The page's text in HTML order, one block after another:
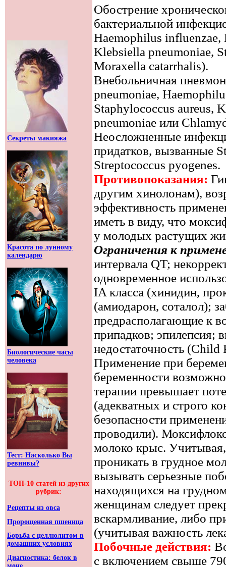
Секреты макияжа
Красота по лунному
календарю
Биологические часы
человека
Тест: Насколько Вы
ревнивы?
ТОП-10 статей из других
рубрик:
Рецепты из овса
Пророщенная пшеница
Борьба с целлюлитом в
домашних условиях
Диагностика: белок в
Обострение
бактериальной
Haemophilus influenzae,
Klebsiella pneumoniae,
Moraxella catarrhalis).
Внебольничная
pneumoniae,
Staphylococcus aureus,
pneumoniae или
Неосложненные
придатков, вызванные
Streptococcus pyogenes.
Противопоказания:
другим хинолонам),
эффективность
иметь в виду, что
у молодых растущих
Ограничения к
интервала QT;
одновременное
IA класса (хинидин,
(амиодарон, соталол);
предрасполагающие к
припадков; эпилепсия;
недостаточность (Child
Применение при
беременности
терапии превышает
(адекватных и строго
безопасности
проводили).
молоко крыс.
проникать в грудное
вызывать серьезные
находящихся на
женщинам следует
вскармливание, либо
(учитывая важность
Побочные действия:
с включением свыше